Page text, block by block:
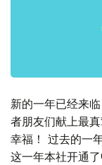
新的一年已经来
者朋友们献上最
幸福！ 过去的一
这一年本社开通